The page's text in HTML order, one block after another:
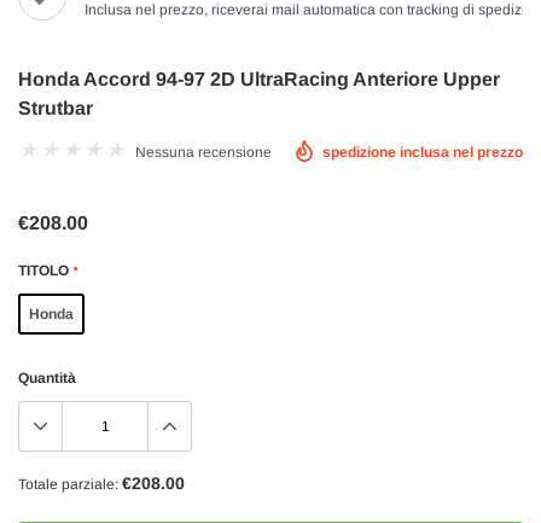
Inclusa nel prezzo, riceverai mail automatica con tracking di
Honda Accord 94-97 2D UltraRacing Anteriore Upper
Strutbar
Nessuna recensione spedizione inclusa nel prezzo
€208.00
TITOLO *
Honda
Quantità
Totale parziale: €208.00